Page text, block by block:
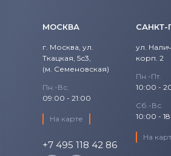
МОСКВА
г. Москва, ул.
Ткацкая, 5с3,
(м. Семеновская)
Пн.-Вс.
09:00 - 21:00
На карте
+7 495 118 42 86
САНКТ-
ул.
корп. 2
Пн.-Пт.
10:00 -
Сб.-Вс.
10:00 -
На